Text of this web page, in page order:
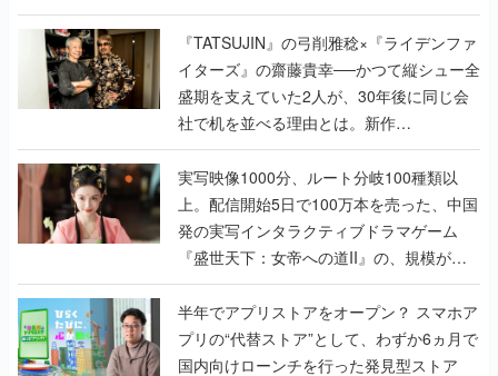
で作り込まれた理由を両ディレクターに聞
く
『TATSUJIN』の弓削雅稔×『ライデンファ
イターズ』の齋藤貴幸──かつて縦シュー全
盛期を支えていた2人が、30年後に同じ会
社で机を並べる理由とは。新作
『TATSUJIN EXTREME』で初タッグを組
んだレジェンド2人に訊く開発秘話
実写映像1000分、ルート分岐100種類以
上。配信開始5日で100万本を売った、中国
発の実写インタラクティブドラマゲーム
『盛世天下：女帝への道II』の、規模が違
うこだわりをプロデューサーに聞いた
半年でアプリストアをオープン？ スマホア
プリの“代替ストア”として、わずか6ヵ月で
国内向けローンチを行った発見型ストア